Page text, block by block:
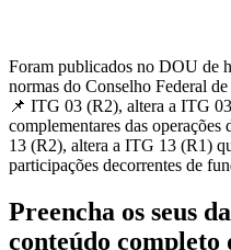
Foram publicados no DOU de
normas do Conselho Federal
📌 ITG 03 (R2), altera a ITG
complementares das
13 (R2), altera a ITG 13 (R1)
participações decorrentes de
Preencha os seus
conteúdo completo